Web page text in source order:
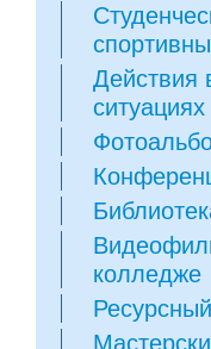
Действия
ситуациях
колледже